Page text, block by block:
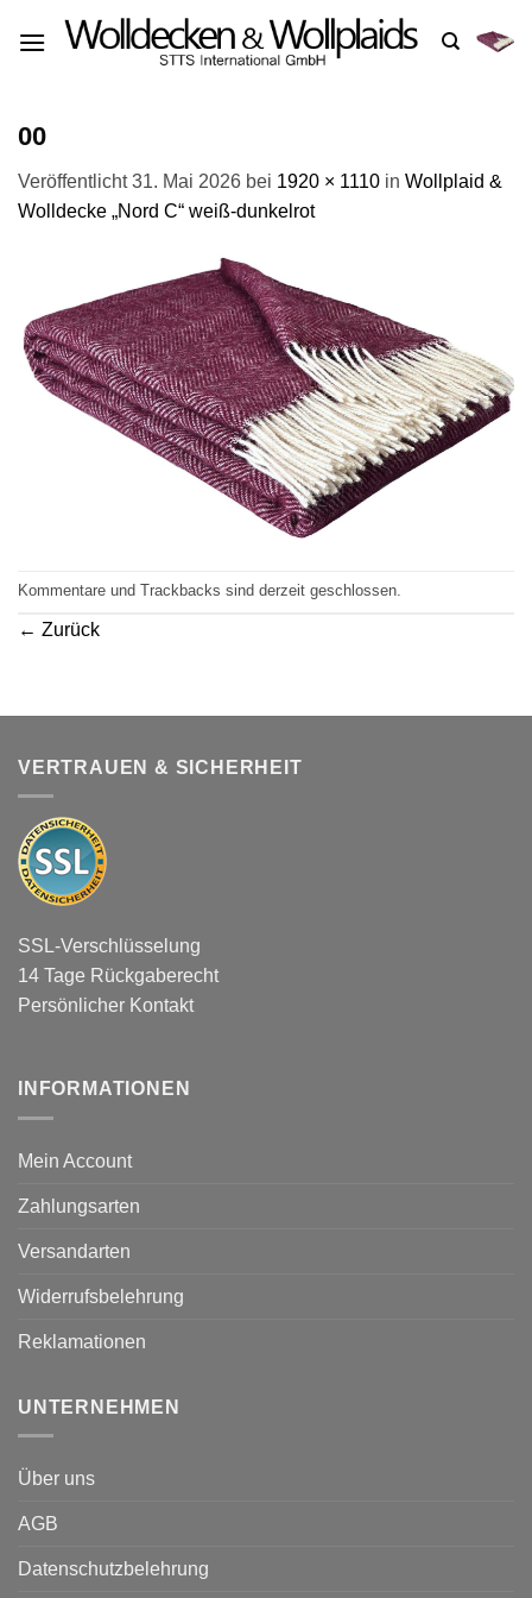
Inhalt
00
Veröffentlicht31. Mai 2026 bei 1920 × 1110 in Wollplaid &
Wolldecke „Nord C“ weiß-dunkelrot
Kommentare und Trackbacks sind derzeit geschlossen.
← Zurück
VERTRAUEN & SICHERHEIT
SSL-Verschlüsselung
14 Tage Rückgaberecht
Persönlicher Kontakt
INFORMATIONEN
Mein Account
Zahlungsarten
Versandarten
Widerrufsbelehrung
Reklamationen
UNTERNEHMEN
Über uns
AGB
Datenschutzbelehrung